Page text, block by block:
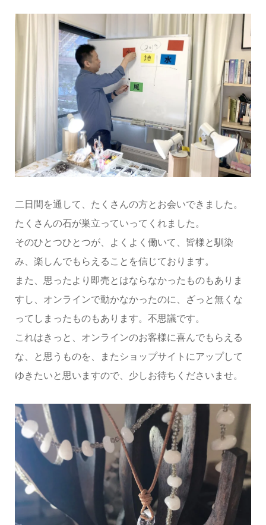
二日間を通して、たくさんの方とお会いできました。
たくさんの石が巣立っていってくれました。
そのひとつひとつが、よくよく働いて、皆様と馴染
み、楽しんでもらえることを信じております。
また、思ったより即売とはならなかったものもありま
すし、オンラインで動かなかったのに、ざっと無くな
ってしまったものもあります。不思議です。
これはきっと、オンラインのお客様に喜んでもらえる
な、と思うものを、またショップサイトにアップして
ゆきたいと思いますので、少しお待ちくださいませ。